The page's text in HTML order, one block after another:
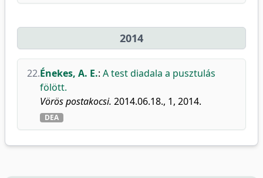
2014
22.Énekes, A. E.: A test diadala a pusztulás
fölött.
Vörös postakocsi. 2014.06.18., 1, 2014.
DEA